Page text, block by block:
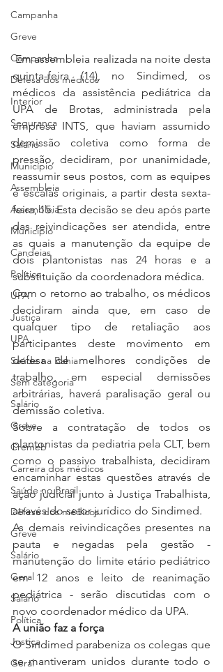
Campanha
Greve
Campanha
Defesa dos médicos
Interior
Segurança
Salário
Município
Assembleia
Assembleia
Município
Candeias
Política
UPA
Justiça
UPA
Saúde na Bahia
Sem categoria
Salário
Greve
Cremeb
Carreira dos médicos
Saúde no Brasil
Defesa dos médicos
Greve
Salário
Geral
Salário
Política
Justiça
Geral
Em assembleia realizada na noite desta
quinta-feira (14), no Sindimed, os
médicos da assistência pediátrica da
UPA de Brotas, administrada pela
empresa INTS, que haviam assumido
demissão coletiva como forma de
pressão, decidiram, por unanimidade,
reassumir seus postos, com as equipes
e escalas originais, a partir desta sexta-
feira, 15. Esta decisão se deu após parte
das reivindicações ser atendida, entre
as quais a manutenção da equipe de
dois plantonistas nas 24 horas e a
substituição da coordenadora médica.
Com o retorno ao trabalho, os médicos
decidiram ainda que, em caso de
qualquer tipo de retaliação aos
participantes deste movimento em
defesa de melhores condições de
trabalho, em especial demissões
arbitrárias, haverá paralisação geral ou
demissão coletiva.
Sobre a contratação de todos os
plantonistas da pediatria pela CLT, bem
como o passivo trabalhista, decidiram
encaminhar estas questões através de
ação judicial junto à Justiça Trabalhista,
através do setor jurídico do Sindimed.
As demais reivindicações presentes na
pauta e negadas pela gestão -
manutenção do limite etário pediátrico
em 12 anos e leito de reanimação
pediátrica - serão discutidas com o
novo coordenador médico da UPA.
A união faz a força
O Sindimed parabeniza os colegas que
se mantiveram unidos durante todo o